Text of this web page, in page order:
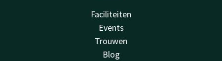
Faciliteiten
Events
Trouwen
Blog